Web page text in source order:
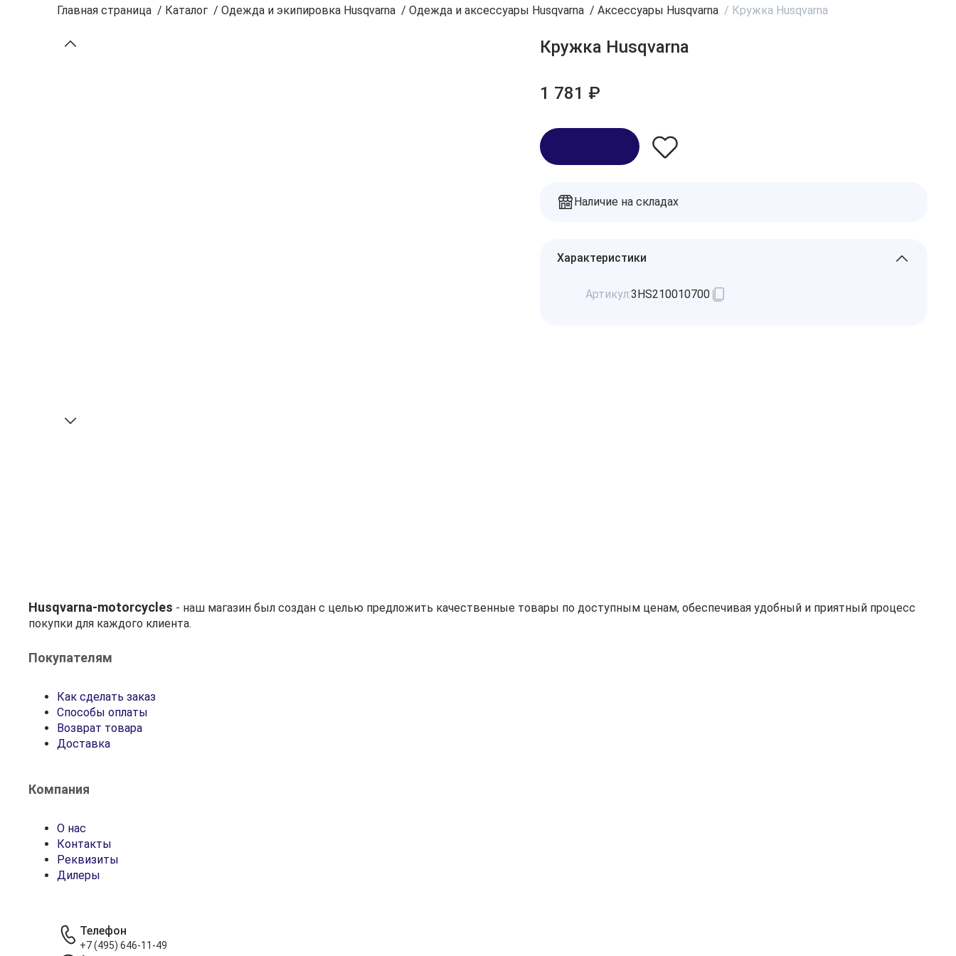
Главная страница / Каталог / Одежда и экипировка Husqvarna / Одежда и аксессуары Husqvarna / Аксессуары Husqvarna / Кружка Husqvarna
Кружка Husqvarna
1 781 ₽
Наличие на складах
Характеристики
Артикул:3HS210010700
Husqvarna-motorcycles - наш магазин был создан с целью предложить качественные товары по доступным ценам, обеспечивая удобный и приятный процесс
покупки для каждого клиента.
Покупателям
Как сделать заказ
Способы оплаты
Возврат товара
Доставка
Компания
О нас
Контакты
Реквизиты
Дилеры
Телефон
+7 (495) 646-11-49